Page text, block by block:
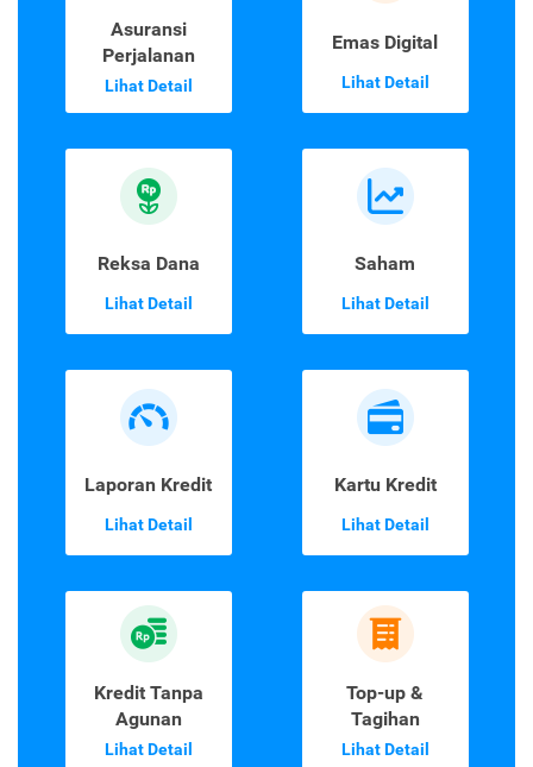
Asuransi
Perjalanan
Lihat Detail
Emas Digital
Lihat Detail
Reksa Dana
Lihat Detail
Saham
Lihat Detail
Laporan Kredit
Lihat Detail
Kartu Kredit
Lihat Detail
Kredit Tanpa
Agunan
Lihat Detail
Top-up &
Tagihan
Lihat Detail